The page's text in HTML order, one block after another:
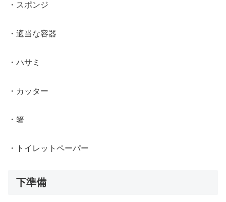
・スポンジ
・適当な容器
・ハサミ
・カッター
・箸
・トイレットペーパー
下準備